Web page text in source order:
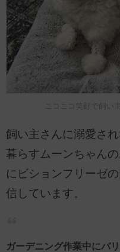
ニコニコ笑顔で飼い
飼い主さんに溺愛さ
暮らすムーンちゃん
にビションフリーゼ
信しています。
ガーデニング作業中にバ